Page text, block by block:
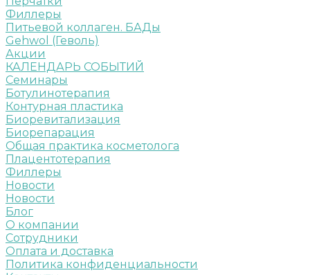
Филлеры
Питьевой коллаген. БАДы
Gehwol (Геволь)
Акции
КАЛЕНДАРЬ СОБЫТИЙ
Семинары
Ботулинотерапия
Контурная пластика
Биоревитализация
Биорепарация
Общая практика косметолога
Плацентотерапия
Филлеры
Новости
Новости
Блог
О компании
Сотрудники
Оплата и доставка
Политика конфиденциальности